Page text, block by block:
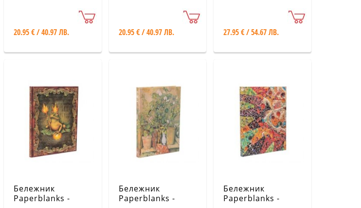
Bindweed Fairy /
20.95 € / 40.97 ЛВ.
Collection / Astrid
Lindgren, Pippi
20.95 € / 40.97 ЛВ.
Collection / Saint-
Exupеry, The Little
27.95 € / 54.67 ЛВ.
Бележник
Paperblanks -
Бележник
Paperblanks -
Бележник
Paperblanks -